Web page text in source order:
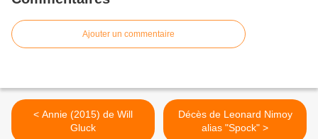
Ajouter un commentaire
< Annie (2015) de Will
Gluck
Décès de Leonard Nimoy
alias "Spock" >